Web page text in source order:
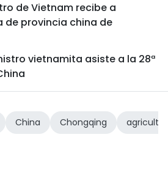
de Vietnam recibe a
de provincia china de
vietnamita asiste a la 28ª
China Chongqing